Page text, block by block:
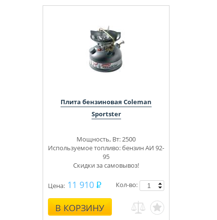
Плита бензиновая Coleman
Sportster
Мощность, Вт: 2500
Используемое топливо: бензин АИ 92-
95
Скидки за самовывоз!
Цена: 11 910
В КОРЗИНУ
Кол-во: